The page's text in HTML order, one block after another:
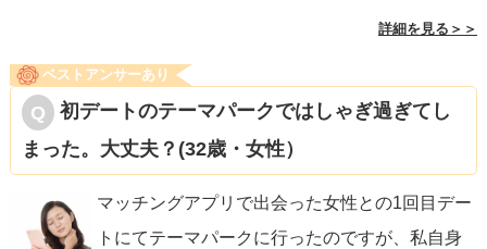
詳細を見る＞＞
ベストアンサーあり
初デートのテーマパークではしゃぎ過ぎてし
まった。大丈夫？(32歳・女性）
マッチングアプリで出会った女性との1回目デー
トにてテーマパークに行ったのですが、私自身